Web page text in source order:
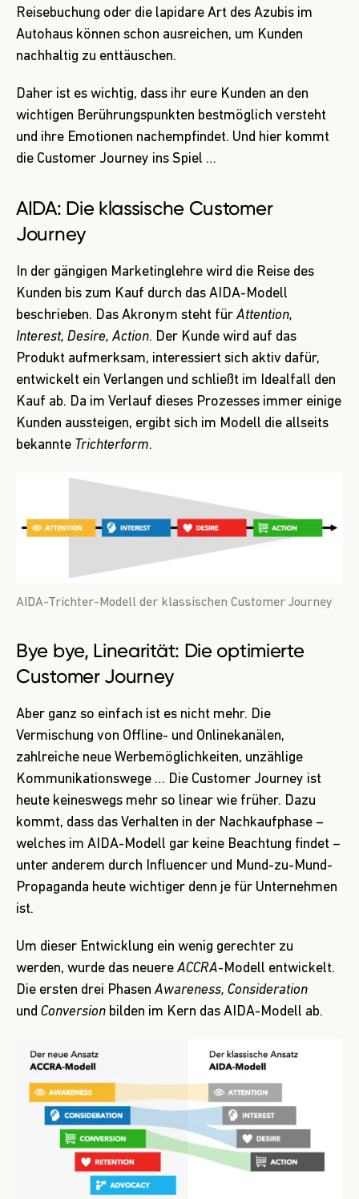
Reisebuchung oder die lapidare Art des Azubis im
Autohaus können schon ausreichen, um Kunden
nachhaltig zu enttäuschen.
Daher ist es wichtig, dass ihr eure Kunden an den
wichtigen Berührungspunkten bestmöglich versteht
und ihre Emotionen nachempfindet. Und hier kommt
die Customer Journey ins Spiel …
AIDA: Die klassische Customer
Journey
In der gängigen Marketinglehre wird die Reise des
Kunden bis zum Kauf durch das AIDA-Modell
beschrieben. Das Akronym steht für Attention,
Interest, Desire, Action. Der Kunde wird auf das
Produkt aufmerksam, interessiert sich aktiv dafür,
entwickelt ein Verlangen und schließt im Idealfall den
Kauf ab. Da im Verlauf dieses Prozesses immer einige
Kunden aussteigen, ergibt sich im Modell die allseits
bekannte Trichterform.
AIDA-Trichter-Modell der klassischen Customer Journey
Bye bye, Linearität: Die optimierte
Customer Journey
Aber ganz so einfach ist es nicht mehr. Die
Vermischung von Offline- und Onlinekanälen,
zahlreiche neue Werbemöglichkeiten, unzählige
Kommunikationswege … Die Customer Journey ist
heute keineswegs mehr so linear wie früher. Dazu
kommt, dass das Verhalten in der Nachkaufphase –
welches im AIDA-Modell gar keine Beachtung findet –
unter anderem durch Influencer und Mund-zu-Mund-
Propaganda heute wichtiger denn je für Unternehmen
ist.
Um dieser Entwicklung ein wenig gerechter zu
werden, wurde das neuere ACCRA-Modell entwickelt.
Die ersten drei Phasen Awareness, Consideration
und Conversion bilden im Kern das AIDA-Modell ab.